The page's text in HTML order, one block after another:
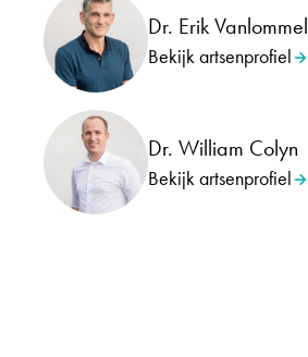
Dr. Erik Vanlommel
Bekijk artsenprofiel
Dr. William Colyn
Bekijk artsenprofiel